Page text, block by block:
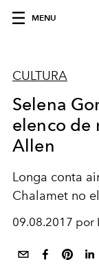
MENU
CULTURA
Selena
elenco de
Allen
Longa conta
Chalamet no
09.08.2017 por